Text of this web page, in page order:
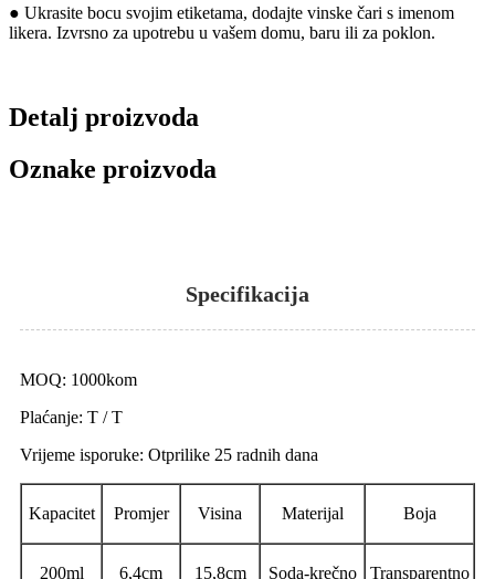
● Ukrasite bocu svojim etiketama, dodajte vinske čari s imenom
likera. Izvrsno za upotrebu u vašem domu, baru ili za poklon.
Detalj proizvoda
Oznake proizvoda
Specifikacija
MOQ: 1000kom
Plaćanje: T / T
Vrijeme isporuke: Otprilike 25 radnih dana
Kapacitet Promjer Visina Materijal Boja
200ml 6,4cm 15,8cm Soda-krečno Transparentno